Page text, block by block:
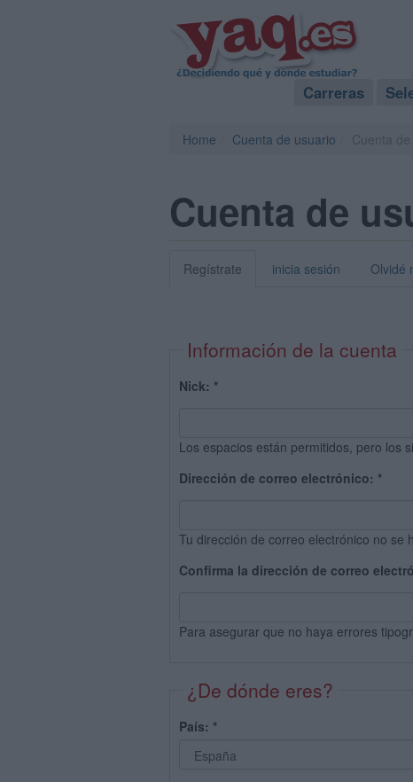
Carreras
Home Cuenta de usuario
Cuenta de
Regístrate inicia sesión Olvidé
Información de la cuenta
Nick: *
Los espacios están permitidos, pero los
Dirección de correo electrónico: *
Tu dirección de correo electrónico no se
Confirma la dirección de correo
Para asegurar que no haya errores
¿De dónde eres?
País: *